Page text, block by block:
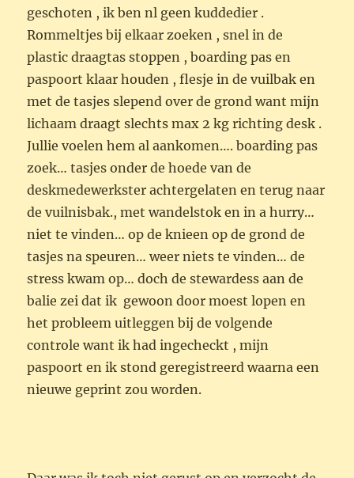
geschoten , ik ben nl geen kuddedier .
Rommeltjes bij elkaar zoeken , snel in de
plastic draagtas stoppen , boarding pas en
paspoort klaar houden , flesje in de vuilbak en
met de tasjes slepend over de grond want mijn
lichaam draagt slechts max 2 kg richting desk .
Jullie voelen hem al aankomen…. boarding pas
zoek… tasjes onder de hoede van de
deskmedewerkster achtergelaten en terug naar
de vuilnisbak., met wandelstok en in a hurry…
niet te vinden… op de knieen op de grond de
tasjes na speuren… weer niets te vinden… de
stress kwam op… doch de stewardess aan de
balie zei dat ik gewoon door moest lopen en
het probleem uitleggen bij de volgende
controle want ik had ingecheckt , mijn
paspoort en ik stond geregistreerd waarna een
nieuwe geprint zou worden.